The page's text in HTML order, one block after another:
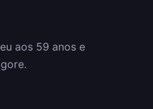
aos 59 anos e